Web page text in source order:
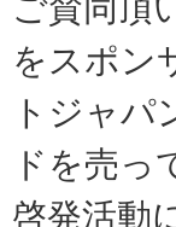
ご賛同頂
をスポン
トジャパ
ドを売っ
啓発活動